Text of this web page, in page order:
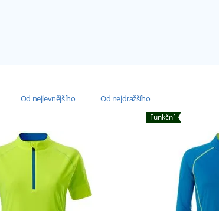
Od nejlevnějšího Od nejdražšího
Funkční